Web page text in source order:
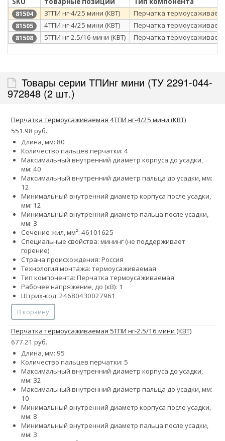
81504 3ТПИ нг-4/25 мини (КВТ) Перчатка
81505 4ТПИ нг-4/25 мини (КВТ) Перчатка
81508 5ТПИ нг-2.5/16 мини (КВТ) Перчатка
Товары серии ТПИнг мини (ТУ 2291-044-
972848 (2 шт.)
Перчатка термоусаживаемая 4ТПИ нг-4/25 мини (КВТ)
551.98 руб.
Длина, мм: 80
Количество пальцев перчатки: 4
Максимальный внутренний диаметр корпуса до усадки,
мм: 40
Максимальный внутренний диаметр пальца до усадки, мм:
12
Минимальный внутренний диаметр корпуса после усадки,
мм: 12
Минимальный внутренний диаметр пальца после усадки,
мм: 3
Сечение жил, мм²: 46101625
Специальные свойства: мининг (не поддерживает
горение)
Страна происхождения: Россия
Технология монтажа: термоусаживаемая
Тип компонента: Перчатка термоусаживаемая
Рабочее напряжение, до (кВ): 1
Штрих-код: 24680430027961
В корзину
Перчатка термоусаживаемая 5ТПИ нг-2.5/16 мини (КВТ)
677.21 руб.
Длина, мм: 95
Количество пальцев перчатки: 5
Максимальный внутренний диаметр корпуса до усадки,
мм: 32
Максимальный внутренний диаметр пальца до усадки, мм:
10
Минимальный внутренний диаметр корпуса после усадки,
мм: 8
Минимальный внутренний диаметр пальца после усадки,
мм: 3